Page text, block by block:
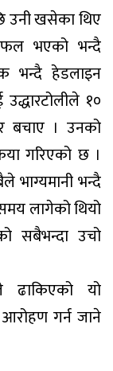
उनी खसेका थिए
भएको भन्दै
भन्दै हेडलाइन
१०
बचाए । उनको
गरिएको छ ।
भाग्यमानी भन्दै
लागेको थियो
सबैभन्दा उचो
ढाकिएको यो
आरोहण गर्न जाने